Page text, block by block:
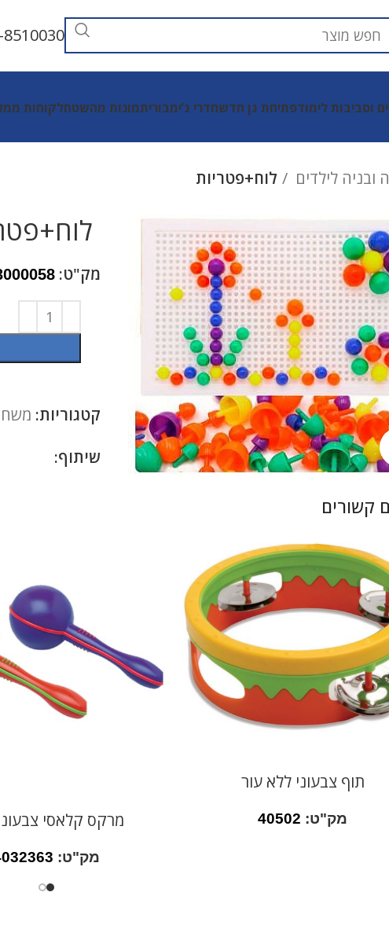
8510030
וסביבות לימודפתיחת גן חדשחדרי ג’ימבוריתמונות מהשטחלקוחות
לילדים לוח+פטריות
לחץ להגדלה
מק"ט:
קטגוריות:
שיתוף:
קשורים
תוף צבעוני ללא עור
מק"ט: 40502 מרקס קלאסי
מק"ט: